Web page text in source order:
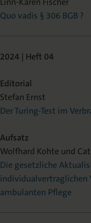
Quo vadis § 306 BGB ?
2024 | Heft 04
Editorial
Stefan Ernst
Der Turing-Test im
Aufsatz
Wolfhard Kohte und
Die gesetzliche
individualvertraglichen
ambulanten Pflege